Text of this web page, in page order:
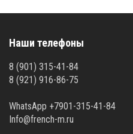
Наши телефоны
8 (901) 315-41-84
8 (921) 916-86-75
WhatsApp +7901-315-41-84
Info@french-m.ru